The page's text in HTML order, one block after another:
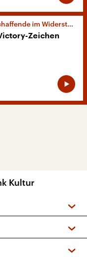
im Widerstand
Zeichen
Kultur